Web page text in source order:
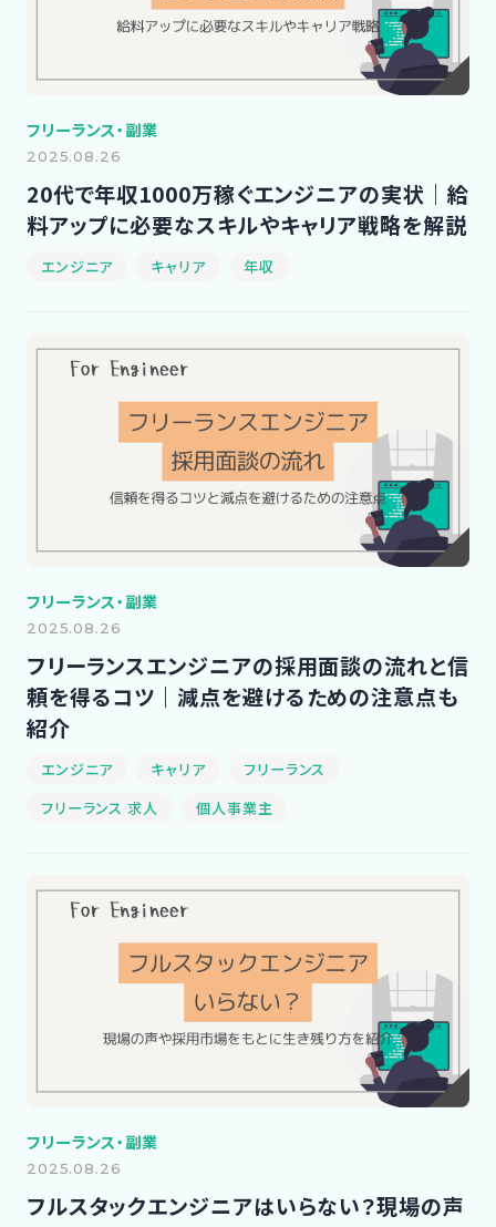
フリーランス・副業
2025.08.26
20代で年収1000万稼ぐエンジニアの実状｜給
料アップに必要なスキルやキャリア戦略を解説
エンジニア キャリア 年収
フリーランス・副業
2025.08.26
フリーランスエンジニアの採用面談の流れと信
頼を得るコツ｜減点を避けるための注意点も
紹介
エンジニア キャリア
フリーランス
フリーランス 求人
個人事業主
フリーランス・副業
2025.08.26
フルスタックエンジニアはいらない？現場の声